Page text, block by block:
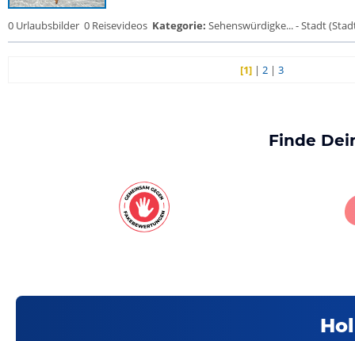
0 Urlaubsbilder 0 Reisevideos Kategorie: Sehenswürdigke... - Stadt
[1] |2 |3
Finde